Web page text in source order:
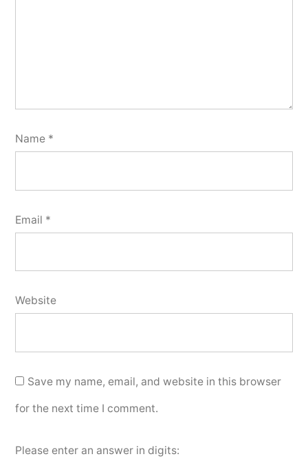
Name *
Email *
Website
Save my name, email, and website in this browser
for the next time I comment.
Please enter an answer in digits: